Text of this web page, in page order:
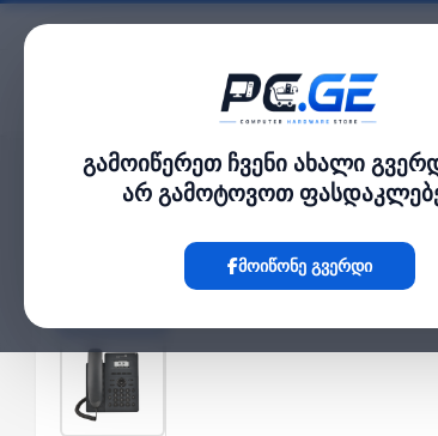
გამოიწერეთ ჩვენი ახალი
არ გამოტოვოთ
მოიწონე გვერდი
კატალოგი
მთავარი›ქსელი და Wi-Fi-ფაიბერი›IP ტელეფონი - 2 SIP